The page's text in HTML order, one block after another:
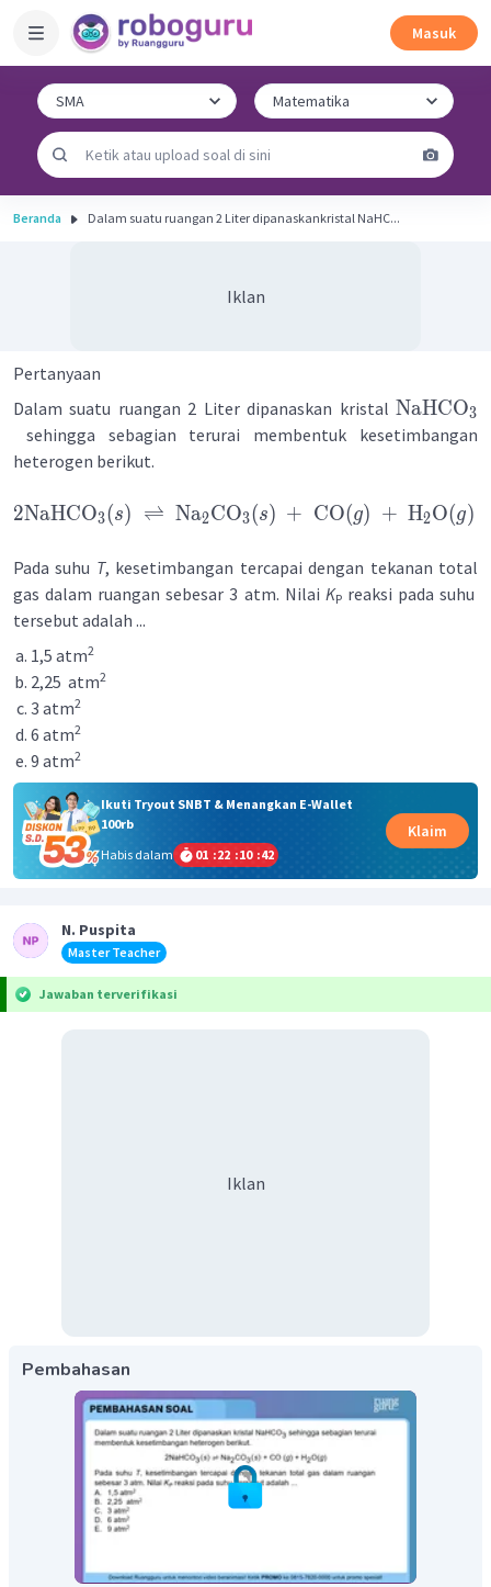
Masuk
Beranda Dalam suatu ruangan 2 Liter dipanaskankristal NaHC...
Iklan
Pertanyaan
Dalam suatu ruangan 2 Liter dipanaskan kristal NaHCO3
sehingga sebagian terurai membentuk kesetimbangan
heterogen berikut.
2NaHCO3(s) ⇌ Na2CO3(s) + CO(g) + H2O(g)
Pada suhu T, kesetimbangan tercapai dengan tekanan total
gas dalam ruangan sebesar 3 atm. Nilai KPreaksi pada suhu
tersebut adalah ...
1,5 atm2
2,25 atm2
3 atm2
6 atm2
9 atm2
Ikuti Tryout SNBT & Menangkan E-Wallet
100rb
Habis dalam
01 :22 :10 :41
Klaim
N. Puspita
Master Teacher
Jawaban terverifikasi
Iklan
Pembahasan